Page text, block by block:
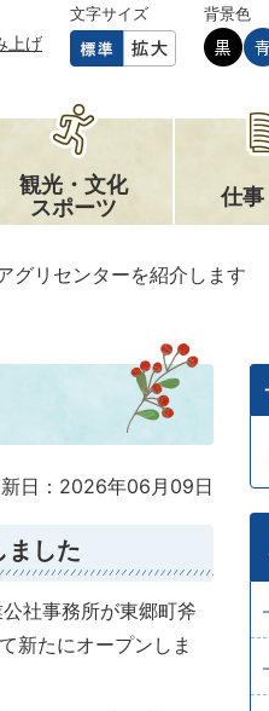
上げ
文字サイズ
背景色
観光・文化
スポーツ
仕事
グリセンターを紹介します
日：2026年06月09日
ました
社事務所が東郷町斧
新たにオープンしま